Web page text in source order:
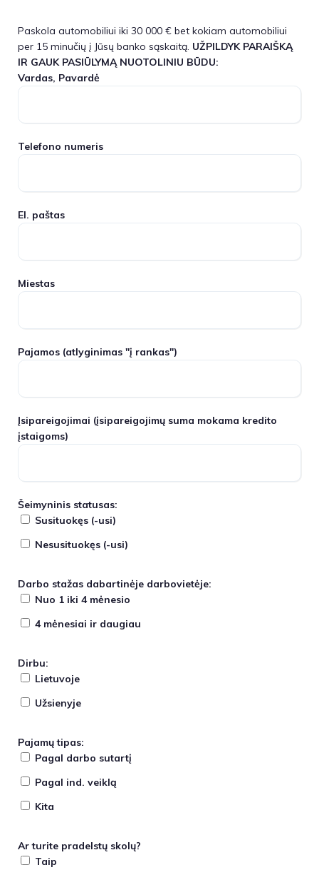
Paskola automobiliui iki 30 000 € bet kokiam automobiliui
per 15 minučių į Jūsų banko sąskaitą. UŽPILDYK PARAIŠKĄ
IR GAUK PASIŪLYMĄ NUOTOLINIU BŪDU:
Vardas, Pavardė
Telefono numeris
El. paštas
Miestas
Pajamos (atlyginimas "į rankas")
Įsipareigojimai (įsipareigojimų suma mokama kredito
įstaigoms)
Šeimyninis statusas:
Susituokęs (-usi)
Nesusituokęs (-usi)
Darbo stažas dabartinėje darbovietėje:
Nuo 1 iki 4 mėnesio
4 mėnesiai ir daugiau
Dirbu:
Lietuvoje
Užsienyje
Pajamų tipas:
Pagal darbo sutartį
Pagal ind. veiklą
Kita
Ar turite pradelstų skolų?
Taip